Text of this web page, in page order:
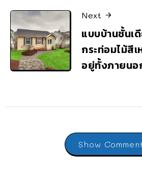
Next
แบบบ้านชั้นเ
กระท่อมไม้สี
อยู่ทั้งภายนอ
Show